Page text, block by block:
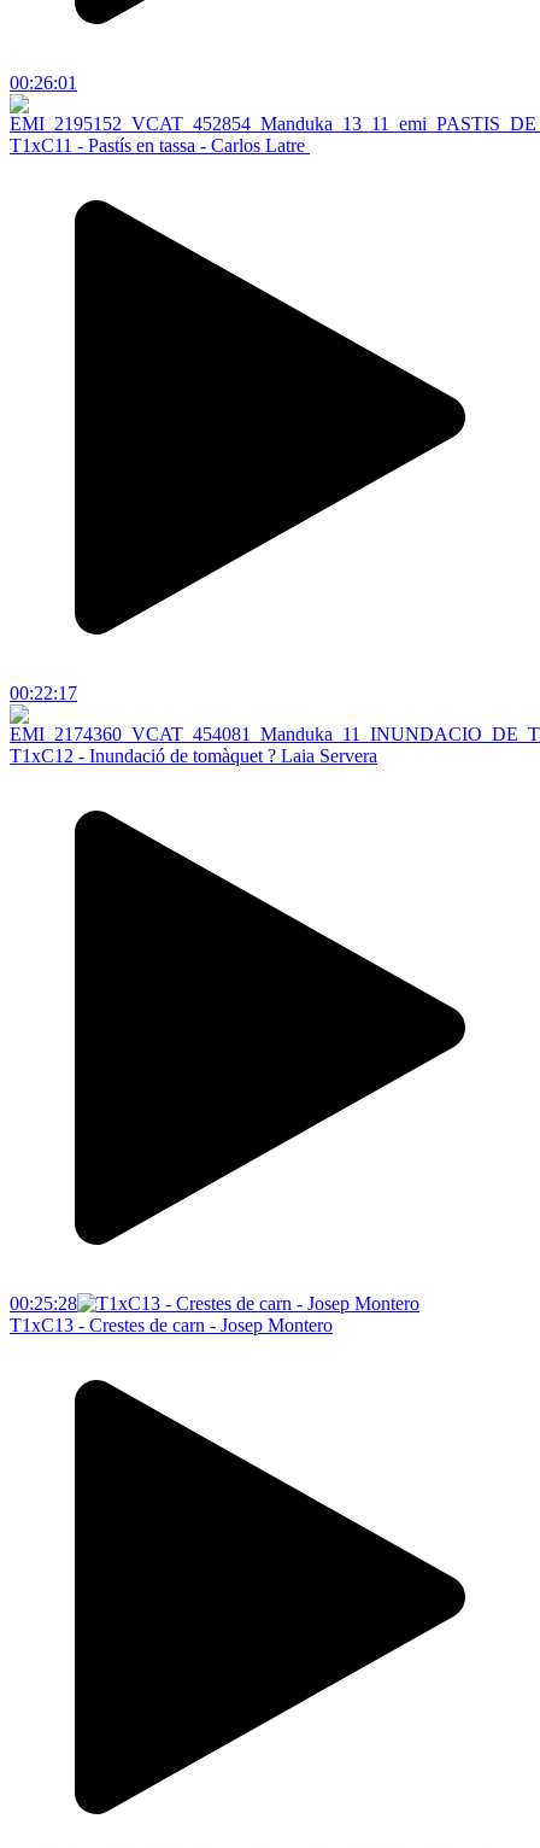
00:26:01
T1xC11 - Pastís en tassa - Carlos Latre
00:22:17
T1xC12 - Inundació de tomàquet ? Laia Servera
00:25:28
T1xC13 - Crestes de carn - Josep Montero